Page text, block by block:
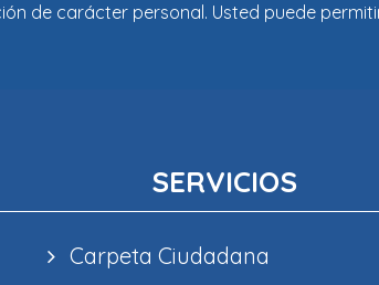
de carácter personal. Usted puede
SERVICIOS
Carpeta Ciudadana